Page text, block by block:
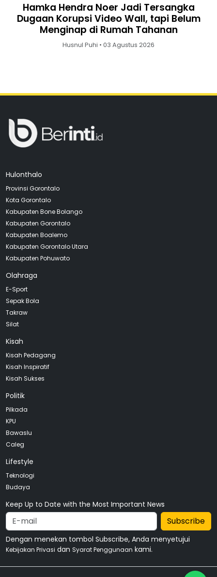
Hamka Hendra Noer Jadi Tersangka
Dugaan Korupsi Video Wall, tapi Belum
Menginap di Rumah Tahanan
Husnul Puhi • 03 Agustus 2026
Hulonthalo
Provinsi Gorontalo
Kota Gorontalo
Kabupaten Bone Bolango
Kabupaten Gorontalo
Kabupaten Boalemo
Kabupaten Gorontalo Utara
Kabupaten Pohuwato
Olahraga
E-Sport
Sepak Bola
Takraw
Silat
Kisah
Kisah Pedagang
Kisah Inspiratif
Kisah Sukses
Politik
Pilkada
KPU
Bawaslu
Caleg
Lifestyle
Teknologi
Budaya
Keep Up to Date with the Most Important News
Subscribe
Dengan menekan tombol Subscribe, Anda menyetujui
Kebijakan Privasi dan Syarat Penggunaan kami.